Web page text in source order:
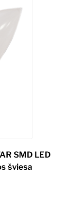
SMD LED
šviesa